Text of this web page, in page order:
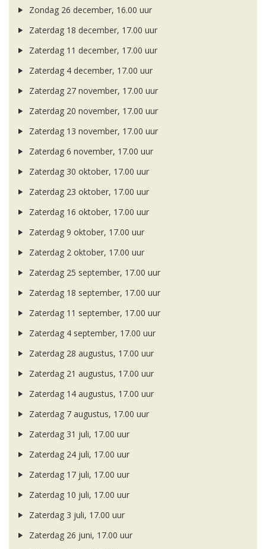
Zondag 26 december, 16.00 uur
Zaterdag 18 december, 17.00 uur
Zaterdag 11 december, 17.00 uur
Zaterdag 4 december, 17.00 uur
Zaterdag 27 november, 17.00 uur
Zaterdag 20 november, 17.00 uur
Zaterdag 13 november, 17.00 uur
Zaterdag 6 november, 17.00 uur
Zaterdag 30 oktober, 17.00 uur
Zaterdag 23 oktober, 17.00 uur
Zaterdag 16 oktober, 17.00 uur
Zaterdag 9 oktober, 17.00 uur
Zaterdag 2 oktober, 17.00 uur
Zaterdag 25 september, 17.00 uur
Zaterdag 18 september, 17.00 uur
Zaterdag 11 september, 17.00 uur
Zaterdag 4 september, 17.00 uur
Zaterdag 28 augustus, 17.00 uur
Zaterdag 21 augustus, 17.00 uur
Zaterdag 14 augustus, 17.00 uur
Zaterdag 7 augustus, 17.00 uur
Zaterdag 31 juli, 17.00 uur
Zaterdag 24 juli, 17.00 uur
Zaterdag 17 juli, 17.00 uur
Zaterdag 10 juli, 17.00 uur
Zaterdag 3 juli, 17.00 uur
Zaterdag 26 juni, 17.00 uur